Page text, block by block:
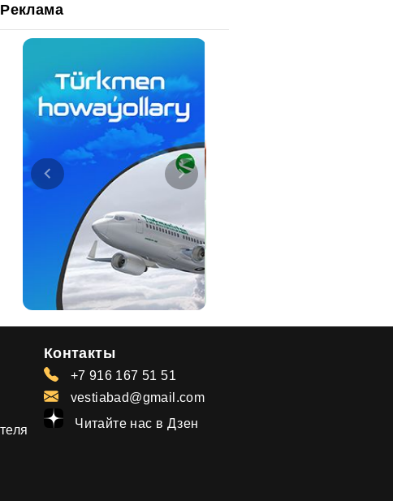
Реклама
Контакты
+7 916 167 51 51
vestiabad@gmail.com
Читайте нас в Дзен